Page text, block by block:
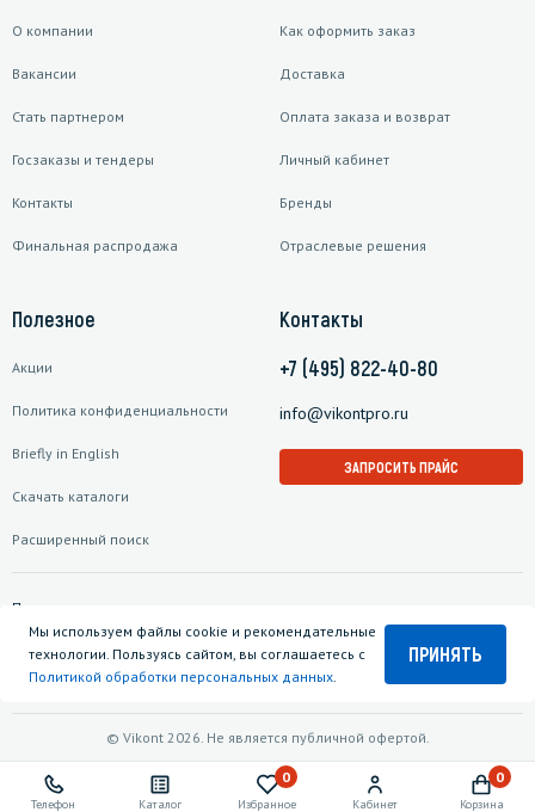
Телефон Каталог
0
Избранное Кабинет
0
Корзина
О компании
Вакансии
Стать партнером
Госзаказы и тендеры
Контакты
Финальная распродажа
Как оформить заказ
Доставка
Оплата заказа и возврат
Личный кабинет
Бренды
Отраслевые решения
Полезное
Акции
Политика конфиденциальности
Briefly in English
Скачать каталоги
Расширенный поиск
Контакты
+7 (495) 822-40-80
info@vikontpro.ru
ЗАПРОСИТЬ ПРАЙС
© Vikont 2026. Не является публичной офертой.
Подписаться на рассылку
Мы используем файлы cookie и рекомендательные
технологии. Пользуясь сайтом, вы соглашаетесь с
Политикой обработки персональных данных.
ПРИНЯТЬ